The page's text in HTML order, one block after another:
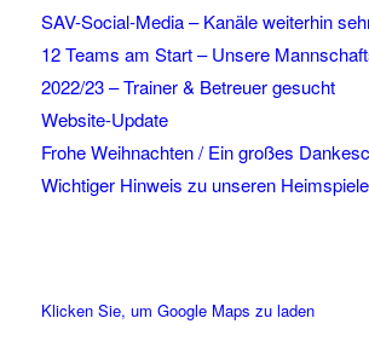
SAV-Social-Media – Kanäle weiterhin
12 Teams am Start – Unsere
2022/23 – Trainer & Betreuer gesucht
Website-Update
Frohe Weihnachten / Ein großes
Wichtiger Hinweis zu unseren
Klicken Sie, um Google Maps zu laden